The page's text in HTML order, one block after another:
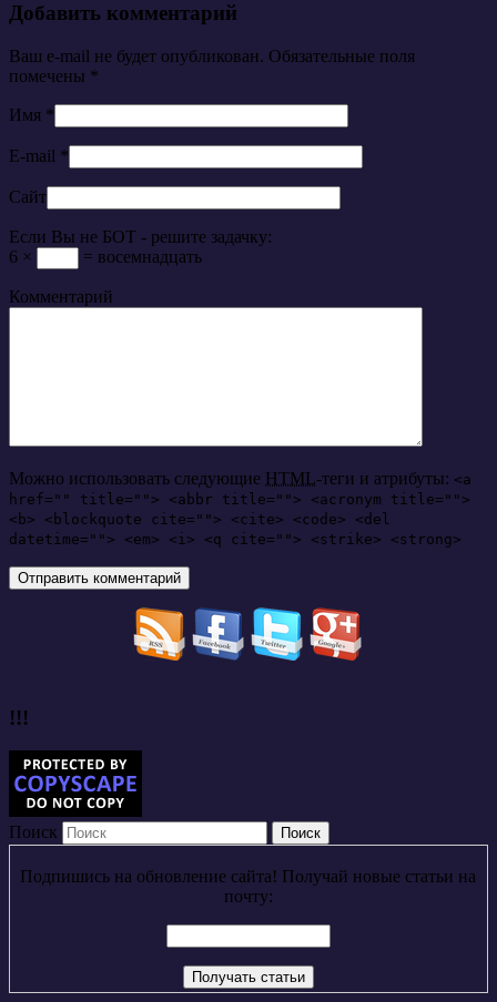
Добавить комментарий
Ваш e-mail не будет опубликован. Обязательные поля
помечены *
Имя *
E-mail *
Сайт
Если Вы не БОТ - решите задачку:
6 ×
= восемнадцать
Комментарий
Можно использовать следующие HTML-теги и атрибуты: <a
href="" title=""> <abbr title=""> <acronym title="">
<b> <blockquote cite=""> <cite> <code> <del
datetime=""> <em> <i> <q cite=""> <strike> <strong>
!!!
Поиск
Подпишись на обновление сайта! Получай новые статьи на
почту: